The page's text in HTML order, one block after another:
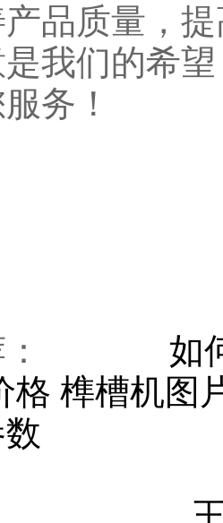
品质量，
我们的希
务！
荐： 如
格 榫槽机图